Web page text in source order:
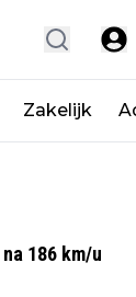
Zakelijk
186 km/u